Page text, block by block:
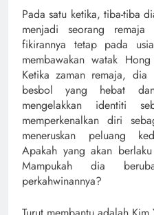
Pada satu ketika, tiba-tiba
menjadi seorang
fikirannya tetap pada
membawakan watak
Ketika zaman remaja, dia
besbol yang hebat
mengelakkan identiti
memperkenalkan diri
meneruskan peluang
Apakah yang akan
Mampukah dia
perkahwinannya?